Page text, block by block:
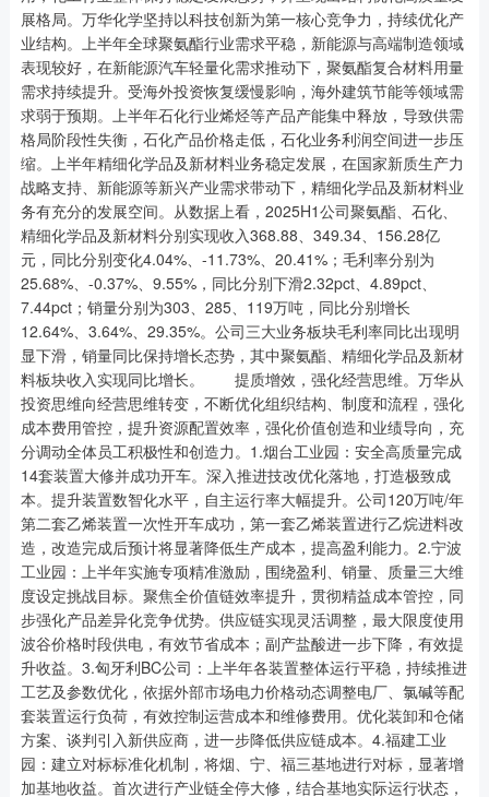
展格局。万华化学坚持以科技创新为第一核心竞争力，持续优化产
业结构。上半年全球聚氨酯行业需求平稳，新能源与高端制造领域
表现较好，在新能源汽车轻量化需求推动下，聚氨酯复合材料用量
需求持续提升。受海外投资恢复缓慢影响，海外建筑节能等领域需
求弱于预期。上半年石化行业烯烃等产品产能集中释放，导致供需
格局阶段性失衡，石化产品价格走低，石化业务利润空间进一步压
缩。上半年精细化学品及新材料业务稳定发展，在国家新质生产力
战略支持、新能源等新兴产业需求带动下，精细化学品及新材料业
务有充分的发展空间。从数据上看，2025H1公司聚氨酯、石化、
精细化学品及新材料分别实现收入368.88、349.34、156.28亿
元，同比分别变化4.04%、-11.73%、20.41%；毛利率分别为
25.68%、-0.37%、9.55%，同比分别下滑2.32pct、4.89pct、
7.44pct；销量分别为303、285、119万吨，同比分别增长
12.64%、3.64%、29.35%。公司三大业务板块毛利率同比出现明
显下滑，销量同比保持增长态势，其中聚氨酯、精细化学品及新材
料板块收入实现同比增长。 提质增效，强化经营思维。万华从
投资思维向经营思维转变，不断优化组织结构、制度和流程，强化
成本费用管控，提升资源配置效率，强化价值创造和业绩导向，充
分调动全体员工积极性和创造力。1.烟台工业园：安全高质量完成
14套装置大修并成功开车。深入推进技改优化落地，打造极致成
本。提升装置数智化水平，自主运行率大幅提升。公司120万吨/年
第二套乙烯装置一次性开车成功，第一套乙烯装置进行乙烷进料改
造，改造完成后预计将显著降低生产成本，提高盈利能力。2.宁波
工业园：上半年实施专项精准激励，围绕盈利、销量、质量三大维
度设定挑战目标。聚焦全价值链效率提升，贯彻精益成本管控，同
步强化产品差异化竞争优势。供应链实现灵活调整，最大限度使用
波谷价格时段供电，有效节省成本；副产盐酸进一步下降，有效提
升收益。3.匈牙利BC公司：上半年各装置整体运行平稳，持续推进
工艺及参数优化，依据外部市场电力价格动态调整电厂、氯碱等配
套装置运行负荷，有效控制运营成本和维修费用。优化装卸和仓储
方案、谈判引入新供应商，进一步降低供应链成本。4.福建工业
园：建立对标标准化机制，将烟、宁、福三基地进行对标，显著增
加基地收益。首次进行产业链全停大修，结合基地实际运行状态，